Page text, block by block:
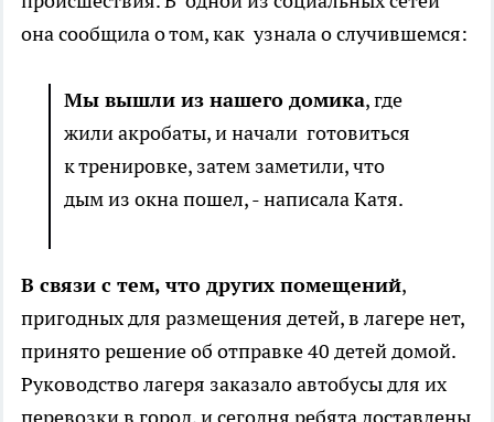
она сообщила о том, как узнала о случившемся:
Мы вышли из нашего домика, где
жили акробаты, и начали готовиться
к тренировке, затем заметили, что
дым из окна пошел, - написала Катя.
В связи с тем, что других помещений,
пригодных для размещения детей, в лагере нет,
принято решение об отправке 40 детей домой.
Руководство лагеря заказало автобусы для их